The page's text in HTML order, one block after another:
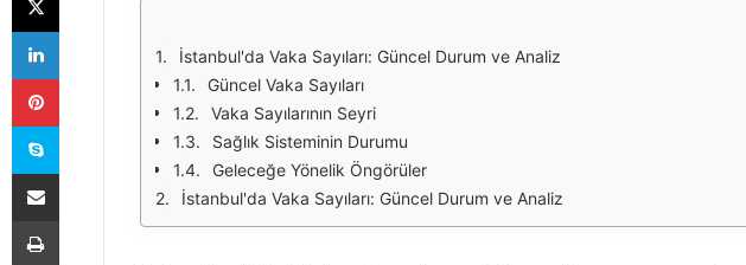
İstanbul'da Vaka Sayıları: Güncel Durum ve Analiz
Güncel Vaka Sayıları
Vaka Sayılarının Seyri
Sağlık Sisteminin Durumu
Geleceğe Yönelik Öngörüler
İstanbul'da Vaka Sayıları: Güncel Durum ve Analiz
LinkedIn
Pinterest
Skype
E-Posta ile paylaş